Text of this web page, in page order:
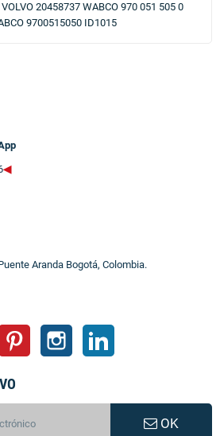
20458737 WABCO 970 051 505 0
9700515050 ID1015
◀
Aranda Bogotá, Colombia.
Pinterest Instagram
OK